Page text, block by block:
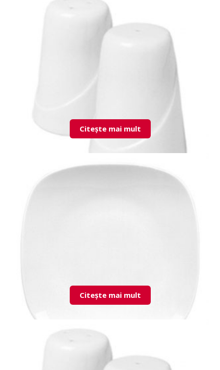
Citește mai mult
MMZ35DU00 Mimoza farfurie intinsa 35cm
Citește mai mult